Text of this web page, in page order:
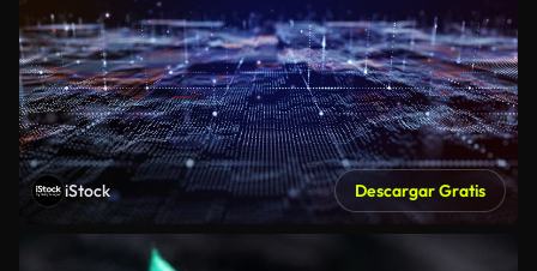
iStock Descargar Gratis